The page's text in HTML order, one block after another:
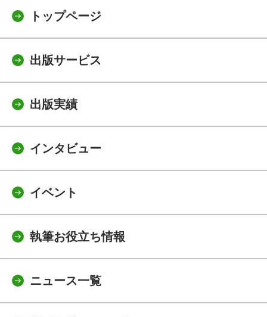
トップページ
出版サービス
出版実績
インタビュー
イベント
執筆お役立ち情報
ニュース一覧